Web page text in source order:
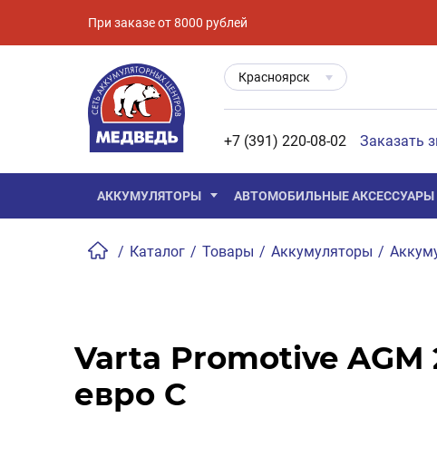
При заказе от 8000 рублей
Красноярск
+7 (391) 220-08-02 Заказать
АККУМУЛЯТОРЫ АВТОМОБИЛЬНЫЕ АКСЕССУАРЫ
/ Каталог / Товары / Аккумуляторы /
Varta Promotive AGM
евро C